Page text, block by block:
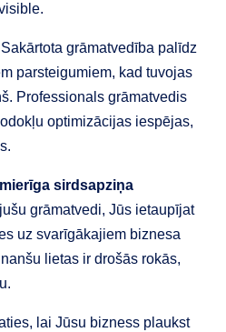
Sakārtota grāmatvedība palīdz
parsteigumiem, kad tuvojas
Professionals grāmatvedis
optimizācijas iespējas,
sirdsapziņa
grāmatvedi, Jūs ietaupījat
uz svarīgākajiem biznesa
lietas ir drošās rokās,
lai Jūsu bizness plaukst